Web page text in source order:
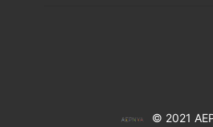
© 2021